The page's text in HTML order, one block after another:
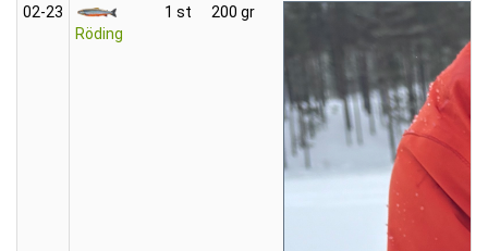
02‑23
Röding
1 st 200 gr